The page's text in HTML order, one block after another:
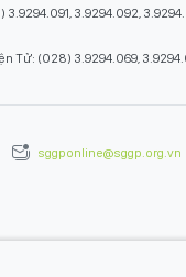
3.9294.092,
Tử: (028) 3.9294.069,
sggponline@sggp.org.vn